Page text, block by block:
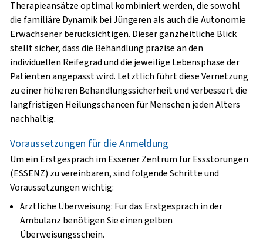
Therapieansätzeoptimal kombiniert werden, die sowohl
die familiäre Dynamik bei Jüngeren als auch die Autonomie
Erwachsener berücksichtigen. Dieser ganzheitliche Blick
stellt sicher, dass die Behandlung präzise an den
individuellen Reifegrad und die jeweilige Lebensphase der
Patienten angepasst wird. Letztlich führt diese Vernetzung
zu einer höheren Behandlungssicherheitund verbessert die
langfristigen Heilungschancen für Menschen jeden Alters
nachhaltig.
Voraussetzungen für die Anmeldung
Um ein Erstgespräch im Essener Zentrum für Essstörungen
(ESSENZ) zu vereinbaren, sind folgende Schritte und
Voraussetzungen wichtig:
Ärztliche Überweisung: Für das Erstgespräch in der
Ambulanz benötigen Sie einengelben
Überweisungsschein.